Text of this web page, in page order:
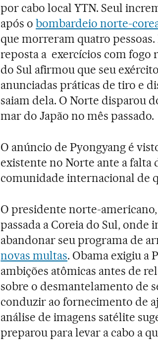
por cabo local YTN. Seul
após obombardeio norte-
que morreram quatro
reposta a exercícios com fogo
do Sul afirmou que seu
anunciadas práticas de tiro e
saiam dela. O Norte disparou
mar do Japão no mês passado.
O anúncio de Pyongyang é
existente no Norte ante a falta
comunidade internacional de
O presidente norte-
passada a Coreia do Sul,
abandonar seu programa de
novas multas. Obama exigiu a
ambições atômicas antes de
sobre o desmantelamento de
conduzir ao fornecimento de
análise de imagens satélite
preparou para levar a cabo a